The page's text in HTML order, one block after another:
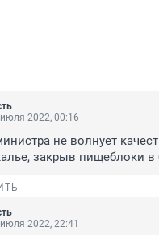
2022, 00:16
не волнует
закрыв пищеблоки в
2022, 22:41